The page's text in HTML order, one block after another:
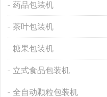
药品包装机
茶叶包装机
糖果包装机
立式食品包装机
全自动颗粒包装机